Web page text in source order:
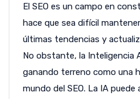
El SEO es un campo en
hace que sea difícil
últimas tendencias y
No obstante, la Inteligencia
ganando terreno como una
mundo del SEO. La IA